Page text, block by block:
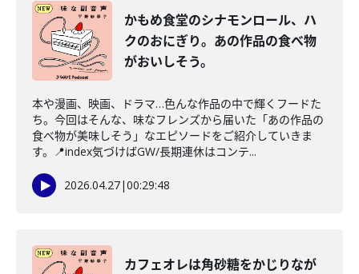
かもめ食堂のシナモンロール、ハ
クのおにぎり。あの作品の食べ物
がおいしそう。
本や漫画、映画、ドラマ…色んな作品の中で輝くフードた
ち。今回はそんな、味なフレンズから届いた「あの作品の
食べ物が美味しそう」なエピソードをご紹介していきま
す。📍index気づけばGW/長期連休はコンテ...
2026.04.27|00:29:48
カフェオレは角砂糖をかじりなが